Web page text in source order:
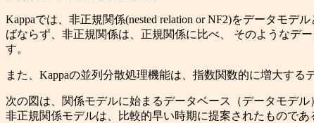
Kappaでは、非正規関係(nested relation or NF2)をデータモ
ばならず、非正規関係は、正規関係に比べ、 そのようなデ
す。
また、Kappaの並列分散処理機能は、指数関数的に増大する
次の図は、関係モデルに始まるデータベース（データモデ
非正規関係モデルは、比較的早い時期に提案されたものであ